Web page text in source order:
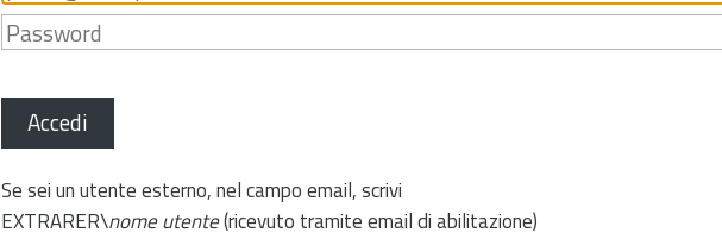
Accedi
Se sei un utente esterno, nel campo email, scrivi
EXTRARER\nome utente(ricevuto tramite email di abilitazione)